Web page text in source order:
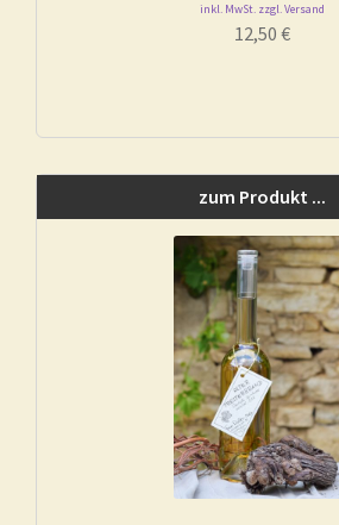
inkl. MwSt. zzgl. Versand
12,50€
zum Produkt ...